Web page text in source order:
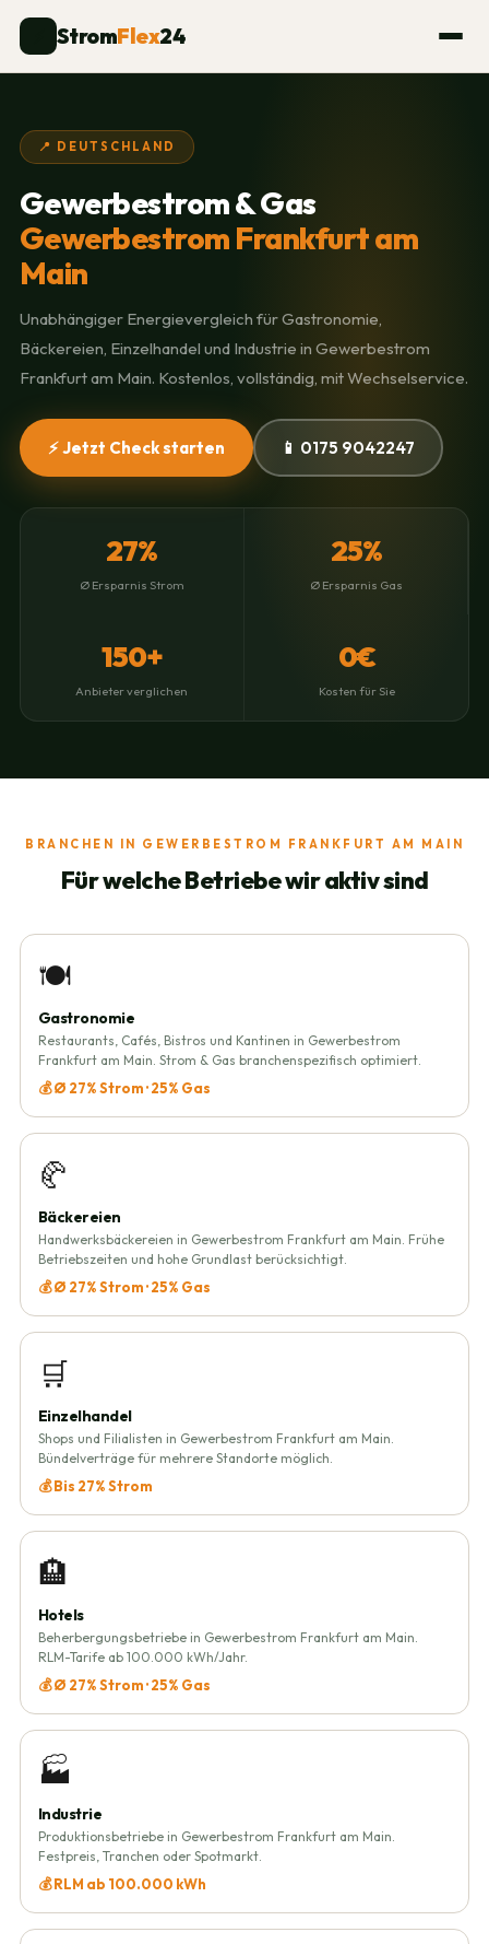
StromFlex24
📍 DEUTSCHLAND
Gewerbestrom & Gas
Gewerbestrom Frankfurt am
Main
Unabhängiger Energievergleich für Gastronomie,
Bäckereien, Einzelhandel und Industrie in Gewerbestrom
Frankfurt am Main. Kostenlos, vollständig, mit Wechselservice.
⚡ Jetzt Check starten 📱 0175 9042247
27%
Ø Ersparnis Strom
25%
Ø Ersparnis Gas
150+
Anbieter verglichen
0€
Kosten für Sie
BRANCHEN IN GEWERBESTROM FRANKFURT AM MAIN
Für welche Betriebe wir aktiv sind
🍽️
Gastronomie
Restaurants, Cafés, Bistros und Kantinen in Gewerbestrom
Frankfurt am Main. Strom & Gas branchenspezifisch optimiert.
💰 Ø 27% Strom · 25% Gas
🥐
Bäckereien
Handwerksbäckereien in Gewerbestrom Frankfurt am Main. Frühe
Betriebszeiten und hohe Grundlast berücksichtigt.
💰 Ø 27% Strom · 25% Gas
🛒
Einzelhandel
Shops und Filialisten in Gewerbestrom Frankfurt am Main.
Bündelverträge für mehrere Standorte möglich.
💰 Bis 27% Strom
🏨
Hotels
Beherbergungsbetriebe in Gewerbestrom Frankfurt am Main.
RLM-Tarife ab 100.000 kWh/Jahr.
💰 Ø 27% Strom · 25% Gas
🏭
Industrie
Produktionsbetriebe in Gewerbestrom Frankfurt am Main.
Festpreis, Tranchen oder Spotmarkt.
💰 RLM ab 100.000 kWh